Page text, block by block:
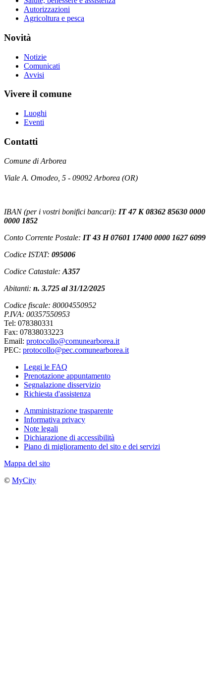
Autorizzazioni
Agricoltura e pesca
Novità
Notizie
Comunicati
Avvisi
Vivere il comune
Luoghi
Eventi
Contatti
Comune di Arborea
Viale A. Omodeo, 5 - 09092 Arborea (OR)
IBAN (per i vostri bonifici bancari): IT 47 K 08362 85630 0000
0000 1852
Conto Corrente Postale: IT 43 H 07601 17400 0000 1627 6099
Codice ISTAT: 095006
Codice Catastale: A357
Abitanti: n. 3.725 al 31/12/2025
Codice fiscale: 80004550952
P.IVA: 00357550953
Tel: 078380331
Fax: 07838033223
Email: protocollo@comunearborea.it
PEC: protocollo@pec.comunearborea.it
Leggi le FAQ
Prenotazione appuntamento
Segnalazione disservizio
Richiesta d'assistenza
Amministrazione trasparente
Informativa privacy
Note legali
Dichiarazione di accessibilità
Piano di miglioramento del sito e dei servizi
Mappa del sito
© MyCity